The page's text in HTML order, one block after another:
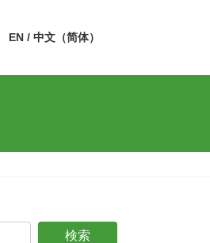
EN / 中文（简体）